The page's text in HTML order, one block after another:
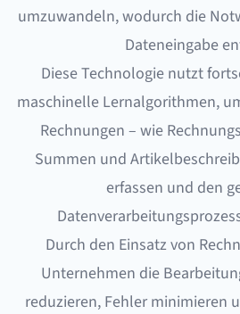
umzuwandeln, wodurch die
Dateneingabe
Diese Technologie nutzt
maschinelle Lernalgorithmen,
Rechnungen – wie
Summen und
erfassen und den
Durch den Einsatz von
Unternehmen die
reduzieren, Fehler minimieren